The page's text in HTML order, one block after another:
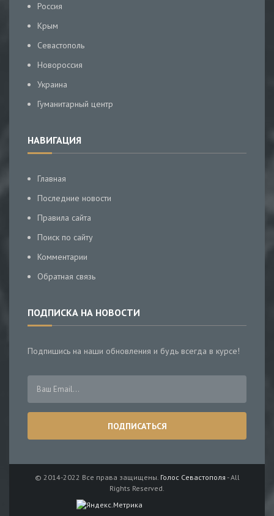
Россия
Крым
Севастополь
Новороссия
Украина
Гуманитарный центр
НАВИГАЦИЯ
Главная
Последние новости
Правила сайта
Поиск по сайту
Комментарии
Обратная связь
ПОДПИСКА НА НОВОСТИ
Подпишись на наши обновления и будь всегда в курсе!
© 2014-2022 Все права защищены. Голос Севастополя - All
Rights Reserved.